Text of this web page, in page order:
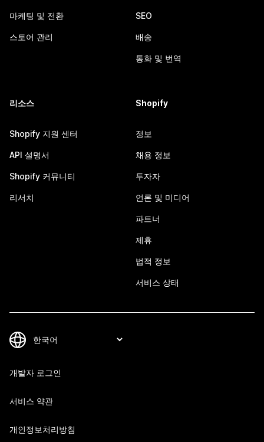
마케팅 및 전환
스토어 관리
SEO
배송
통화 및 번역
리소스
Shopify 지원 센터
API 설명서
Shopify 커뮤니티
리서치
Shopify
정보
채용 정보
투자자
언론 및 미디어
파트너
제휴
법적 정보
서비스 상태
개발자 로그인
서비스 약관
개인정보처리방침